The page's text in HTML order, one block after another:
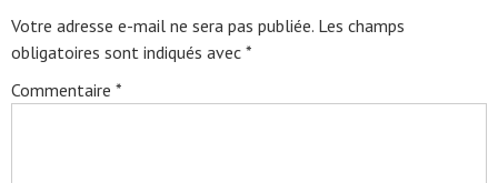
Votre adresse e-mail ne sera pas publiée. Les champs
obligatoires sont indiqués avec *
Commentaire *